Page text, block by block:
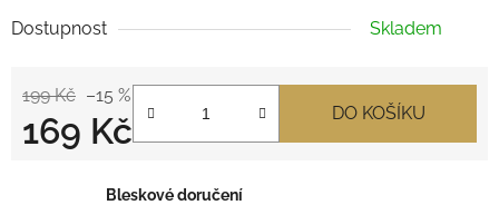
Dostupnost Skladem
199 Kč –15 %
169 Kč DO KOŠÍKU
Bleskové doručení